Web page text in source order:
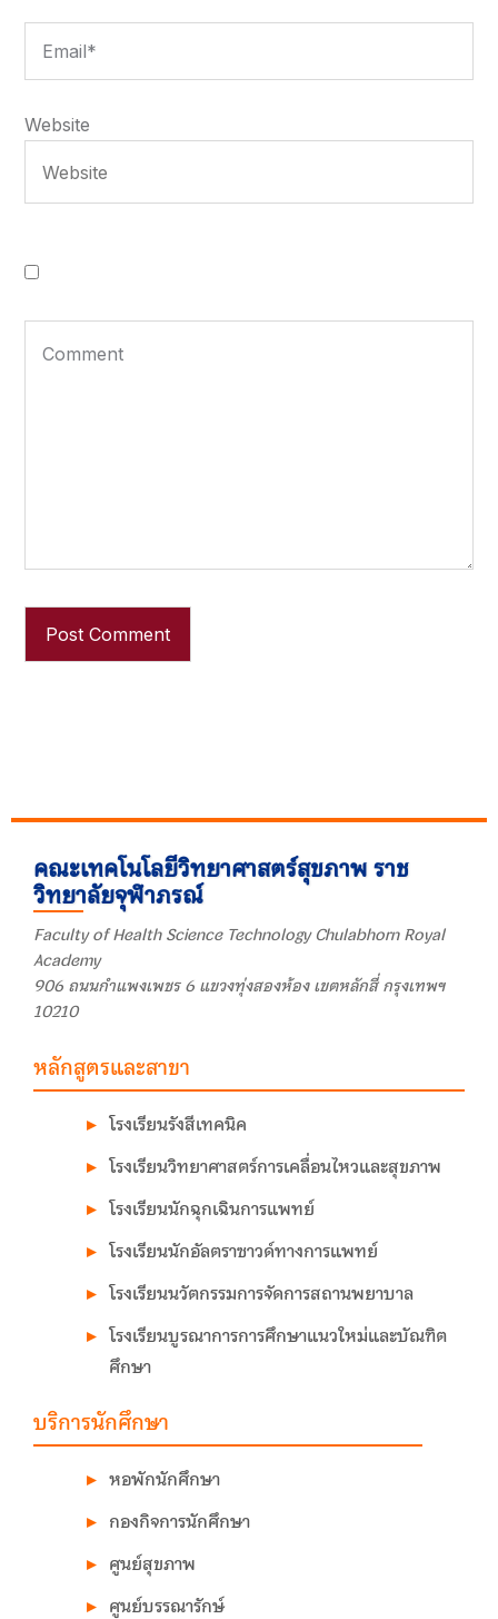
Website
คณะเทคโนโลยีวิทยาศาสตร์สุขภาพ ราช
วิทยาลัยจุฬาภรณ์
Faculty of Health Science Technology Chulabhorn Royal
Academy
906 ถนนกำแพงเพชร 6 แขวงทุ่งสองห้อง เขตหลักสี่ กรุงเทพฯ
10210
หลักสูตรและสาขา
โรงเรียนรังสีเทคนิค
โรงเรียนวิทยาศาสตร์การเคลื่อนไหวและสุขภาพ
โรงเรียนนักฉุกเฉินการแพทย์
โรงเรียนนักอัลตราซาวด์ทางการแพทย์
โรงเรียนนวัตกรรมการจัดการสถานพยาบาล
โรงเรียนบูรณาการการศึกษาแนวใหม่และบัณฑิต
ศึกษา
บริการนักศึกษา
หอพักนักศึกษา
กองกิจการนักศึกษา
ศูนย์สุขภาพ
ศูนย์บรรณารักษ์